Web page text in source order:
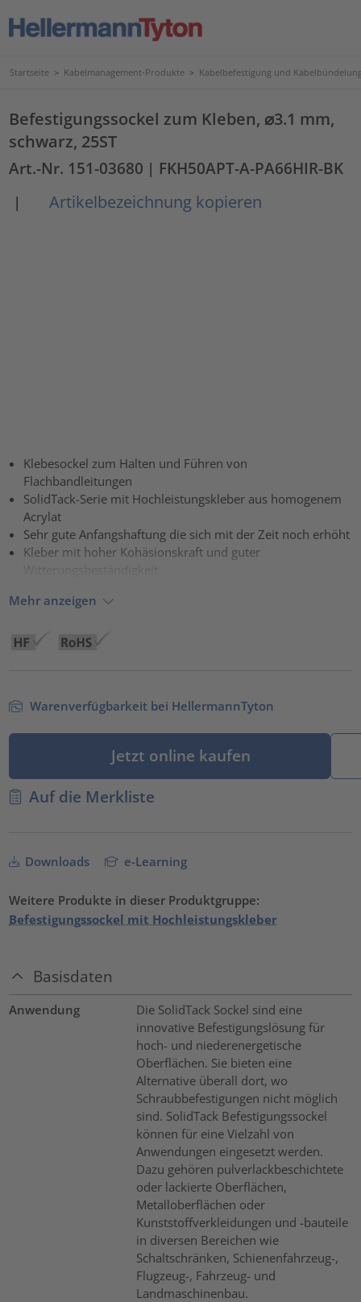
Startseite > Kabelmanagement-Produkte > Kabelbefestigung und
Befestigungssockel zum Kleben, ⌀3.1 mm,
schwarz, 25ST
Art.-Nr. 151-03680 | FKH50APT-A-PA66HIR-BK
|
Artikelbezeichnung kopieren
Klebesockel zum Halten und Führen von
Flachbandleitungen
SolidTack-Serie mit Hochleistungskleber aus homogenem
Acrylat
Sehr gute Anfangshaftung die sich mit der Zeit noch erhöht
Kleber mit hoher Kohäsionskraft und guter
Mehr anzeigen
Warenverfügbarkeit bei HellermannTyton
Jetzt online kaufen
Auf die Merkliste
Downloads e-Learning
Weitere Produkte in dieser Produktgruppe:
Befestigungssockel mit Hochleistungskleber
Basisdaten
Anwendung
Die SolidTack Sockel sind eine
innovative Befestigungslösung für
hoch- und niederenergetische
Oberflächen. Sie bieten eine
Alternative überall dort, wo
Schraubbefestigungen nicht möglich
sind. SolidTack Befestigungssockel
können für eine Vielzahl von
Anwendungen eingesetzt werden.
Dazu gehören pulverlackbeschichtete
oder lackierte Oberflächen,
Metalloberflächen oder
Kunststoffverkleidungen und -bauteile
in diversen Bereichen wie
Schaltschränken, Schienenfahrzeug-,
Flugzeug-, Fahrzeug- und
Landmaschinenbau.